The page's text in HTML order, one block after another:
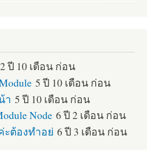
2 ปี 10 เดือน ก่อน
5 ปี 10 เดือน ก่อน
า 5 ปี 10 เดือน ก่อน
Node 6 ปี 2 เดือน ก่อน
ะต้องทำอย่ 6 ปี 3 เดือน ก่อน